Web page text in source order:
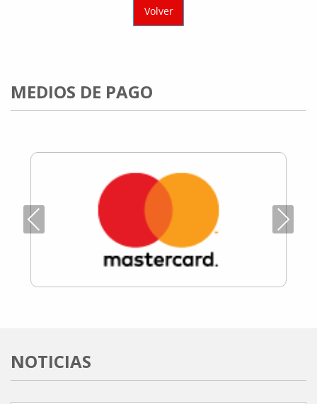
Volver
MEDIOS DE PAGO
Previous Next
NOTICIAS